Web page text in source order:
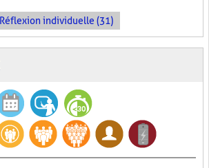
Réflexion individuelle (31)